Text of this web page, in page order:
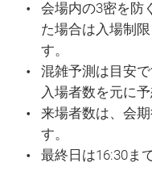
会場内の3密を防
た場合は入場制
す。
混雑予測は目安
入場者数を元に
来場者数は、会
す。
最終日は16:30ま